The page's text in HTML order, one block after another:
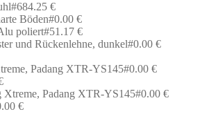
€
Böden#0.00 €
poliert#51.17 €
und Rückenlehne, dunkel#0.00 €
Padang XTR-YS145#0.00 €
Xtreme, Padang XTR-YS145#0.00 €
€